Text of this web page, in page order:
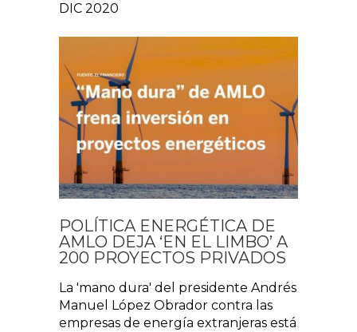
DIC 2020
POLÍTICA ENERGÉTICA DE
AMLO DEJA ‘EN EL LIMBO’ A
200 PROYECTOS PRIVADOS
La 'mano dura' del presidente Andrés
Manuel López Obrador contra las
empresas de energía extranjeras está